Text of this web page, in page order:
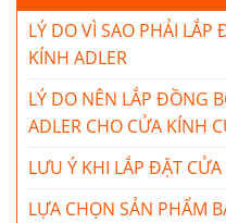
LÝ DO VÌ SAO PHẢI
KÍNH ADLER
LÝ DO NÊN LẮP ĐỒNG
ADLER CHO CỬA KÍNH
LƯU Ý KHI LẮP ĐẶT
LỰA CHỌN SẢN PHẨM